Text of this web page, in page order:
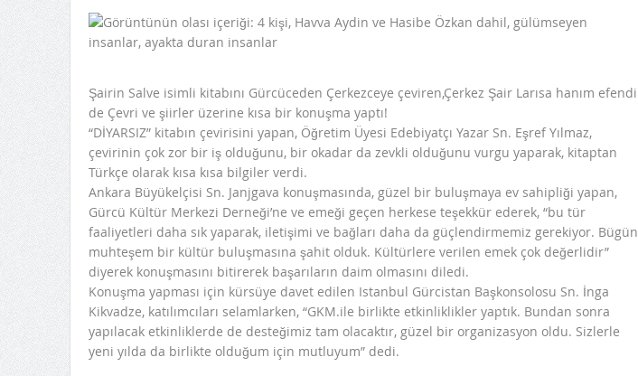
Şairin Salve isimli kitabını Gürcüceden Çerkezceye çeviren,Çerkez Şair Larısa hanım efendi
de Çevri ve şiirler üzerine kısa bir konuşma yaptı!
“DİYARSIZ” kitabın çevirisini yapan, Öğretim Üyesi Edebiyatçı Yazar Sn. Eşref Yılmaz,
çevirinin çok zor bir iş olduğunu, bir okadar da zevkli olduğunu vurgu yaparak, kitaptan
Türkçe olarak kısa kısa bilgiler verdi.
Ankara Büyükelçisi Sn. Janjgava konuşmasında, güzel bir buluşmaya ev sahipliği yapan,
Gürcü Kültür Merkezi Derneği’ne ve emeği geçen herkese teşekkür ederek, “bu tür
faaliyetleri daha sık yaparak, iletişimi ve bağları daha da güçlendirmemiz gerekiyor. Bügün
muhteşem bir kültür buluşmasına şahit olduk. Kültürlere verilen emek çok değerlidir”
diyerek konuşmasını bitirerek başarıların daim olmasını diledi.
Konuşma yapması için kürsüye davet edilen Istanbul Gürcistan Başkonsolosu Sn. İnga
Kikvadze, katılımcıları selamlarken, “GKM.ile birlikte etkinliklikler yaptık. Bundan sonra
yapılacak etkinliklerde de desteğimiz tam olacaktır, güzel bir organizasyon oldu. Sizlerle
yeni yılda da birlikte olduğum için mutluyum” dedi.